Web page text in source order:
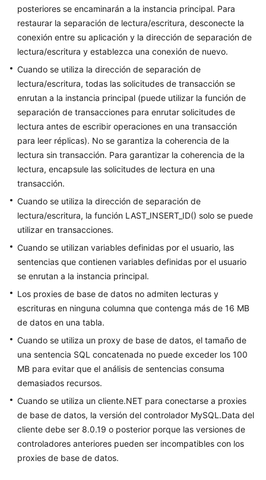
Ajuste
de
rendimiento
de
permisos
Ciclo
de
vida
de
la
instancia
Modificaciones
de
instancia
Réplicas
de
Gestión
de
DR
Copias
de
de
datos
Restauraciones
de
posteriores se encaminarán a la instancia principal. Para
restaurar la separación de lectura/escritura, desconecte la
conexión entre su aplicación y la dirección de separación de
lectura/escritura y establezca una conexión de nuevo.
Cuando se utiliza la dirección de separación de
lectura/escritura, todas las solicitudes de transacción se
enrutan a la instancia principal (puede utilizar la función de
separación de transacciones para enrutar solicitudes de
lectura antes de escribir operaciones en una transacción
para leer réplicas). No se garantiza la coherencia de la
lectura sin transacción. Para garantizar la coherencia de la
lectura, encapsule las solicitudes de lectura en una
transacción.
Cuando se utiliza la dirección de separación de
lectura/escritura, la función LAST_INSERT_ID() solo se puede
utilizar en transacciones.
Cuando se utilizan variables definidas por el usuario, las
sentencias que contienen variables definidas por el usuario
se enrutan a la instancia principal.
Los proxies de base de datos no admiten lecturas y
escrituras en ninguna columna que contenga más de 16 MB
de datos en una tabla.
Cuando se utiliza un proxy de base de datos, el tamaño de
una sentencia SQL concatenada no puede exceder los 100
MB para evitar que el análisis de sentencias consuma
demasiados recursos.
Cuando se utiliza un cliente.NET para conectarse a proxies
de base de datos, la versión del controlador MySQL.Data del
cliente debe ser 8.0.19 o posterior porque las versiones de
controladores anteriores pueden ser incompatibles con los
proxies de base de datos.